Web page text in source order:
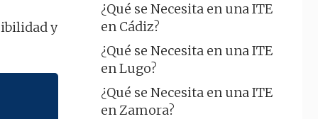
y
¿Qué se Necesita en una ITE
en Cádiz?
¿Qué se Necesita en una ITE
en Lugo?
¿Qué se Necesita en una ITE
en Zamora?